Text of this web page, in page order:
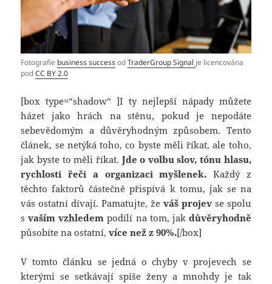
Fotografie business successodTraderGroup Signal je licencována
podCC BY 2.0
[box type=“shadow“ ]I ty nejlepší nápady můžete
házet jako hrách na stěnu, pokud je nepodáte
sebevědomým a důvěryhodným způsobem. Tento
článek, se netýká toho, co byste měli říkat, ale toho,
jak byste to měli říkat. Jde o volbu slov, tónu hlasu,
rychlosti řeči a organizaci myšlenek. Každý z
těchto faktorů částečně přispívá k tomu, jak se na
vás ostatní dívají. Pamatujte, že váš projevse spolu
svaším vzhledem podílí na tom, jak důvěryhodně
působíte na ostatní,více než z 90%.[/box]
V tomto článku se jedná o chyby v projevech se
kterými se setkávají spíše ženy a mnohdy je tak